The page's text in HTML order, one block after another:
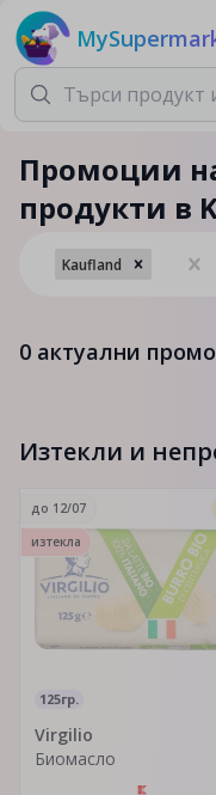
Промоции
продукти в
Kaufland
0 актуални
Изтекли и
125гр.
Virgilio
Биомасло
до 12/07
изтекла